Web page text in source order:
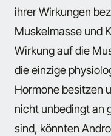
ihrer Wirkungen
Muskelmasse und
Wirkung auf die
die einzige
Hormone besitzen
nicht unbedingt an
sind, könnten